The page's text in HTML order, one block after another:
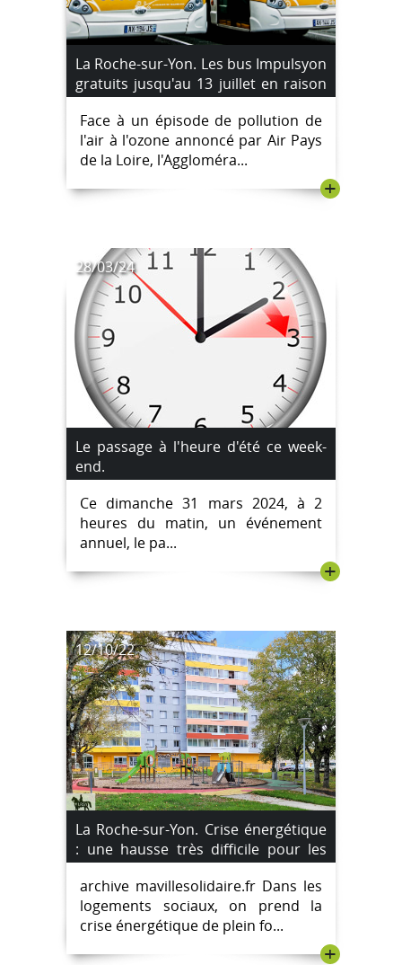
La Roche-sur-Yon. Les bus Impulsyon
gratuits jusqu'au 13 juillet en raison
d'un pic de pollution à l'ozone
Face à un épisode de pollution de
l'air à l'ozone annoncé par Air Pays
de la Loire, l'Aggloméra...
+
28/03/24
Le passage à l'heure d'été ce week-
end.
Ce dimanche 31 mars 2024, à 2
heures du matin, un événement
annuel, le pa...
+
12/10/22
La Roche-sur-Yon. Crise énergétique
: une hausse très difficile pour les
locataires.
archive mavillesolidaire.fr Dans les
logements sociaux, on prend la
crise énergétique de plein fo...
+